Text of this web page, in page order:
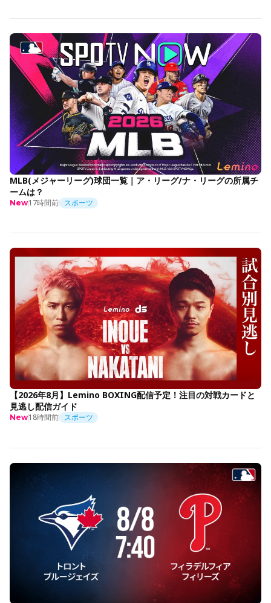
MLB(メジャーリーグ)球団一覧｜ア・リーグ/ナ・リーグの所属チ
ームは？
New17時間前 スポーツ
【2026年8月】Lemino BOXING配信予定！注目の対戦カードと
見逃し配信ガイド
New18時間前 スポーツ